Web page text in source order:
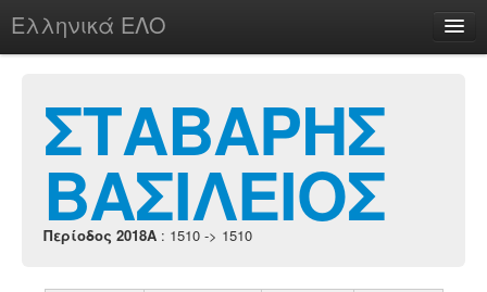
Ελληνικά ΕΛΟ
chesstu.be @ discord
Login
ΣΤΑΒΑΡΗΣ
ΒΑΣΙΛΕΙΟΣ
Περίοδος 2018A : 1510 -> 1510